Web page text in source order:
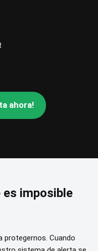
ahora!
es imposible
protegernos. Cuando